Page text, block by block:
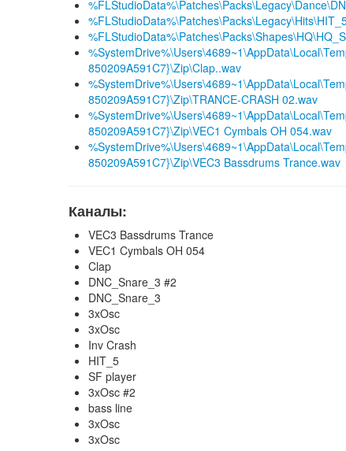
850209A591C7}\Zip\Clap..wav
850209A591C7}\Zip\TRANCE-CRASH 02.wav
850209A591C7}\Zip\VEC1 Cymbals OH 054.wav
850209A591C7}\Zip\VEC3 Bassdrums Trance.wav
Каналы:
VEC3 Bassdrums Trance
VEC1 Cymbals OH 054
Clap
DNC_Snare_3 #2
DNC_Snare_3
3xOsc
3xOsc
Inv Crash
HIT_5
SF player
3xOsc #2
bass line
3xOsc
3xOsc